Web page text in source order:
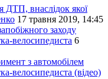
ДТП, внаслідок якої
17 травня 2019, 14:45
заходу
велосипедиста 6
з автомобілем
велосипедиста (відео)